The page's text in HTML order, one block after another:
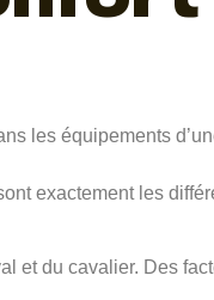
les équipements
exactement les
et du cavalier. Des